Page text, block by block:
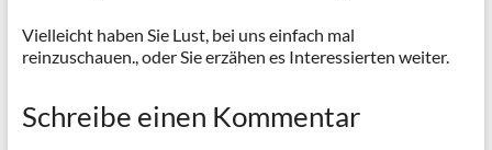
Vielleicht haben Sie Lust, bei uns einfach mal
reinzuschauen., oder Sie erzähen es Interessierten weiter.
Schreibe einen Kommentar